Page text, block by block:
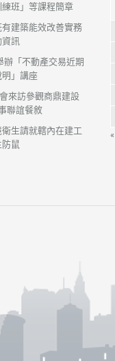
練班」等課程簡章
建築能效改善實務
訊
辦「不動產交易近期
」講座
來訪參觀商鼎建設
聯誼餐敘
生請就轄內在建工
鼠